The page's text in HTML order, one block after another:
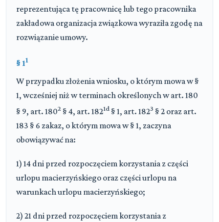
reprezentująca tę pracownicę lub tego pracownika
zakładowa organizacja związkowa wyraziła zgodę na
rozwiązanie umowy.
§ 11
W przypadku złożenia wniosku, o którym mowa w §
1, wcześniej niż w terminach określonych w art. 180
§ 9, art. 1802 § 4, art. 1821d § 1, art. 1823 § 2 oraz art.
183 § 6 zakaz, o którym mowa w § 1, zaczyna
obowiązywać na:
1) 14 dni przed rozpoczęciem korzystania z części
urlopu macierzyńskiego oraz części urlopu na
warunkach urlopu macierzyńskiego;
2) 21 dni przed rozpoczęciem korzystania z